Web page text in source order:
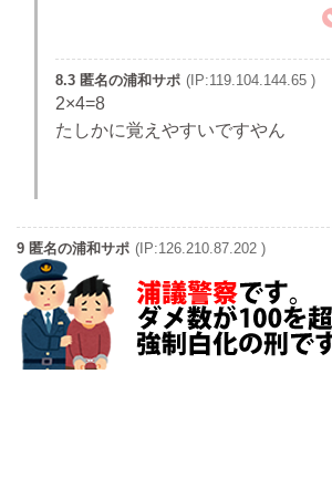
8.3 匿名の浦和サポ (IP:119.104.144.65 )
2×4=8
たしかに覚えやすいですやん
9 匿名の浦和サポ (IP:126.210.87.202 )